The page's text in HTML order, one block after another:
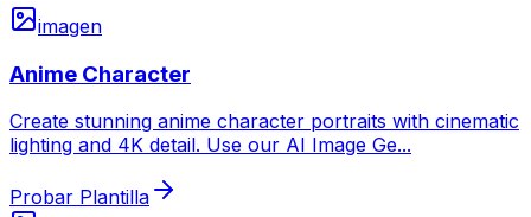
imagen
Anime Character
Create stunning anime character portraits with cinematic
lighting and 4K detail. Use our AI Image Ge...
Probar Plantilla